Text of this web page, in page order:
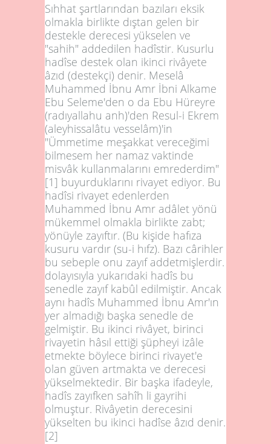
Sıhhat şartlarından bazıları eksik
olmakla birlikte dıştan gelen bir
destekle derecesi yükselen ve
"sahih" addedilen hadîstir. Kusurlu
hadîse destek olan ikinci rivâyete
âzıd (destekçi) denir. Meselâ
Muhammed İbnu Amr İbni Alkame
Ebu Seleme'den o da Ebu Hüreyre
(radıyallahu anh)'den Resul-i Ekrem
(aleyhissalâtu vesselâm)'in
"Ümmetime meşakkat vereceğimi
bilmesem her namaz vaktinde
misvâk kullanmalarını emrederdim"
[1] buyurduklarını rivayet ediyor. Bu
hadîsi rivayet edenlerden
Muhammed İbnu Amr adâlet yönü
mükemmel olmakla birlikte zabt;
yönüyle zayıftır. (Bu kişide hafıza
kusuru vardır (su-i hıfz). Bazı cârihler
bu sebeple onu zayıf addetmişlerdir.
dolayısıyla yukarıdaki hadîs bu
senedle zayıf kabûl edilmiştir. Ancak
aynı hadîs Muhammed İbnu Amr'ın
yer almadığı başka senedle de
gelmiştir. Bu ikinci rivâyet, birinci
rivayetin hâsıl ettiği şüpheyi izâle
etmekte böylece birinci rivayet'e
olan güven artmakta ve derecesi
yükselmektedir. Bir başka ifadeyle,
hadîs zayıfken sahîh li gayrihi
olmuştur. Rivâyetin derecesini
yükselten bu ikinci hadîse âzıd denir.
[2]